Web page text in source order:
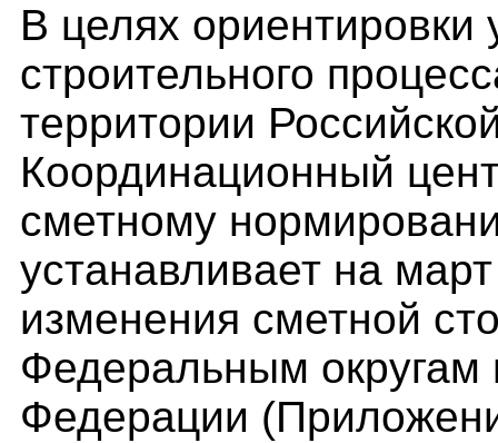
В целях ориентировки
строительного
территории
Координационный
сметному
устанавливает на
изменения сметной
Федеральным округам
Федерации